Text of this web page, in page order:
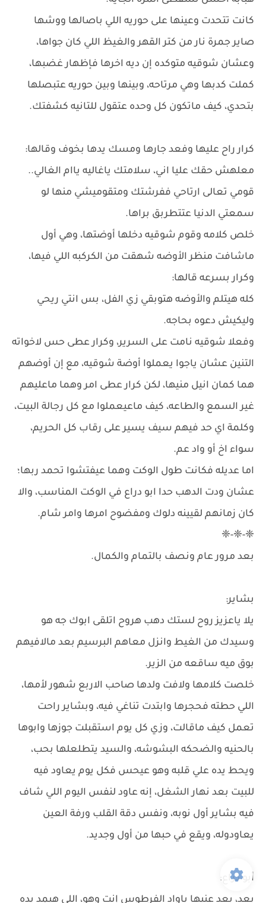
كانت تتحدت وعينها على حوريه اللي باصالها ووشها
صاير جمرة نار من كتر القهر والغيظ اللي كان جواها،
وعشان شوقيه متوكده إن ديه اخرها فإظهار غضبها،
كملت كدبها وهي مرتاحه، وبينها وبين حوريه عتبصلها
بتحدي، كيف ماتكون كل وحده عتقول للتانيه كشفتك.
كرار راح عليها وفعد جارها ومسك يدها بخوف وقالها:
معلهش حقك عليا اني، سلامتك ياغاليه ياام الغالي..
قومي تعالى ارتاحي ففرشتك ومتقوميشي منها لو
سمعتي الدنيا عتتطربق براها.
خلص كلامه وقوم شوقيه دخلها أوضتها، وهي أول
ماشافت منظر الأوضه شهقت من الكركبه اللي فيها،
وكرار بسرعه قالها:
كله هيتلم والأوضه هتوبقي زي الفل، بس انتي ريحي
وليكيش دعوه بحاجه.
وفعلا شوقيه نامت على السرير، وكرار عطى حس لاخواته
التنين عشان ياجوا يعملوا أوضة شوقيه، مع إن أوضهم
هما كمان انيل منيها، لكن كرار عطى امر وهما ماعليهم
غير السمع والطاعه، كيف ماعيعملوا مع كل رجالة البيت،
وكلمة اي حد فيهم سيف يسير على رقاب كل الحريم،
سواء اخ أو واد عم.
اما عديله فكانت طول الوكت وهما عيفتشوا تحمد ربها؛
عشان ودت الدهب حدا ابو دراع في الوكت المناسب، والا
كان زمانهم لقيينه دلوك ومفضوح امرها وامر شام.
❈-❈-❈
بعد مرور عام ونصف بالتمام والكمال.
بشاير:
يلا ياعزيز روح لستك دهب هروح اتلقى ابوك جه هو
وسيدك من الغيط وانزل معاهم البرسيم بعد مالافيهم
بوق ميه ساقعه من الزير.
خلصت كلامها ولافت ولدها صاحب الاربع شهور لأمها،
اللي حطته فحجرها وابتدت تناغي فيه، وبشاير راحت
تعمل كيف ماقالت، وزي كل يوم استقبلت جوزها وابوها
بالحنيه والضحكه البشوشه، والسيد يتطلعلها بحب،
ويحط يده علي قلبه وهو عيحس فكل يوم يعاود فيه
للبيت بعد نهار الشغل، إنه عاود لنفس اليوم اللي شاف
فيه بشاير أول نوبه، ونفس دقة القلب ورفة العين
يعاودوله، ويقع في حبها من أول وجديد.
أبو دراع:
بعد، بعد عنيها ياواد الفرطوس إنت وهو، اللي هيمد يده